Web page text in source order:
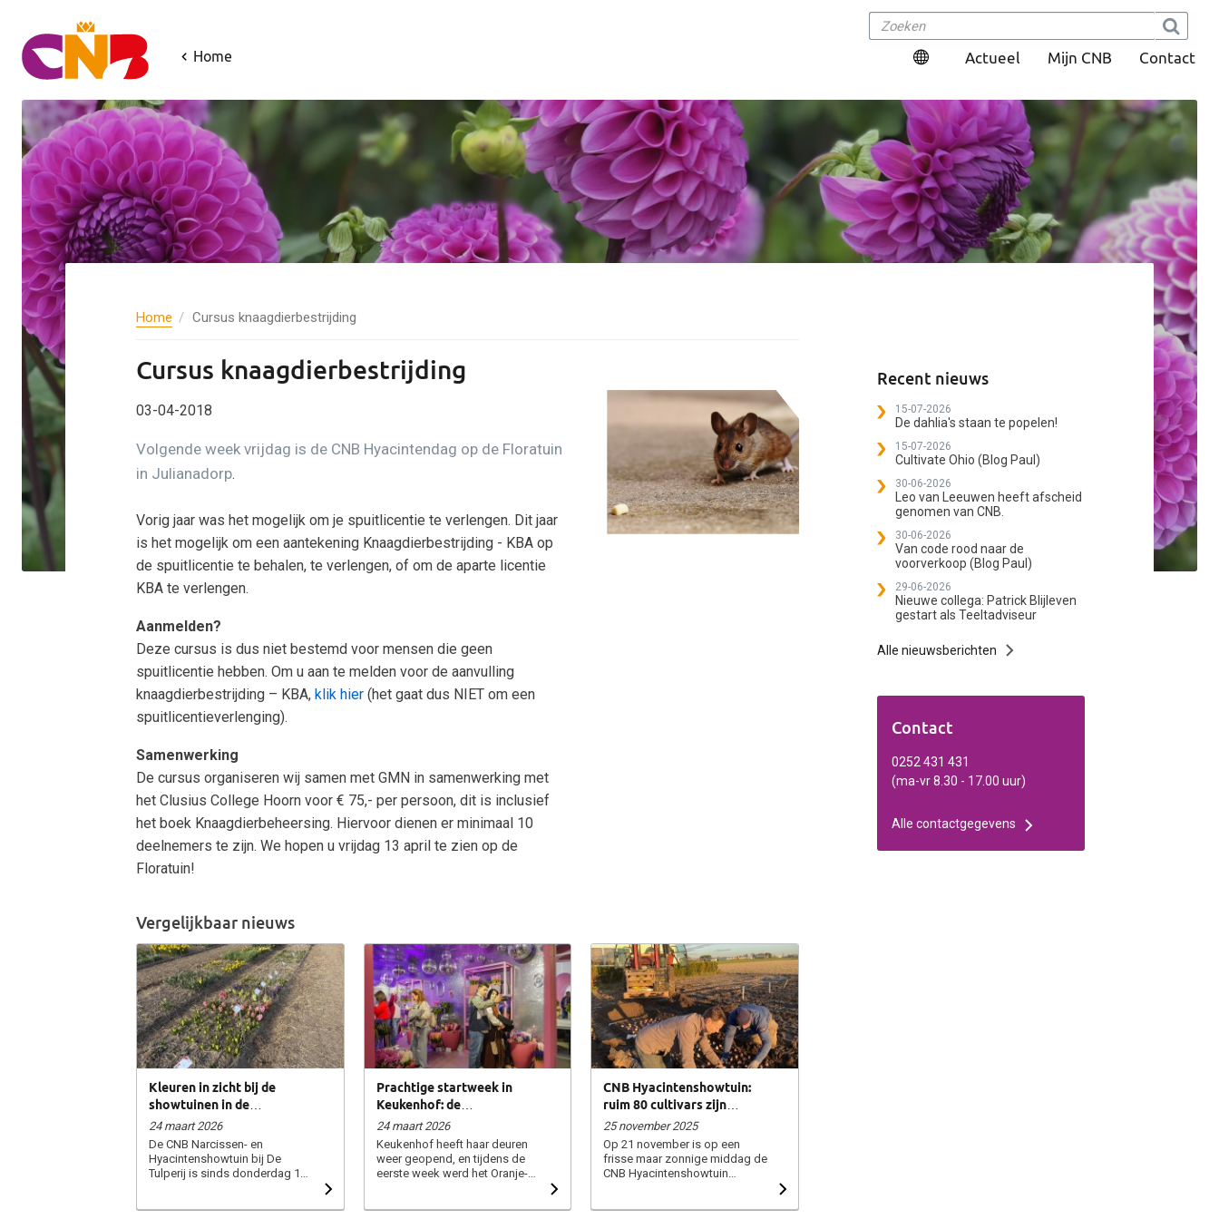
Home Actueel Mijn CNB Contact
Home Cursus knaagdierbestrijding
Cursus knaagdierbestrijding
03-04-2018
Volgende week vrijdag is de CNB Hyacintendag op de Floratuin
in Julianadorp.
Vorig jaar was het mogelijk om je spuitlicentie te verlengen. Dit jaar
is het mogelijk om een aantekening Knaagdierbestrijding - KBA op
de spuitlicentie te behalen, te verlengen, of om de aparte licentie
KBA te verlengen.
Aanmelden?
Deze cursus is dus niet bestemd voor mensen die geen
spuitlicentie hebben. Om u aan te melden voor de aanvulling
knaagdierbestrijding – KBA, klik hier (het gaat dus NIET om een
spuitlicentieverlenging).
Samenwerking
De cursus organiseren wij samen met GMN in samenwerking met
het Clusius College Hoorn voor € 75,- per persoon, dit is inclusief
het boek Knaagdierbeheersing. Hiervoor dienen er minimaal 10
deelnemers te zijn. We hopen u vrijdag 13 april te zien op de
Floratuin!
Vergelijkbaar nieuws
Kleuren in zicht bij de
showtuinen in de
Bollenstreek!
24 maart 2026
De CNB Narcissen- en
Hyacintenshowtuin bij De
Tulperij is sinds donderdag 18
Prachtige startweek in
Keukenhof: de
hyacintenshow in disco
vibe was een succes!
24 maart 2026
Keukenhof heeft haar deuren
weer geopend, en tijdens de
eerste week werd het Oranje-
CNB Hyacintenshowtuin:
ruim 80 cultivars zijn
geplant!
25 november 2025
Op 21 november is op een
frisse maar zonnige middag de
CNB Hyacintenshowtuin
Recent nieuws
15-07-2026
De dahlia's staan te popelen!
15-07-2026
Cultivate Ohio (Blog Paul)
30-06-2026
Leo van Leeuwen heeft afscheid
genomen van CNB.
30-06-2026
Van code rood naar de
voorverkoop (Blog Paul)
29-06-2026
Nieuwe collega: Patrick Blijleven
gestart als Teeltadviseur
Alle nieuwsberichten
Contact
0252 431 431
(ma-vr 8.30 - 17.00 uur)
Alle contactgegevens